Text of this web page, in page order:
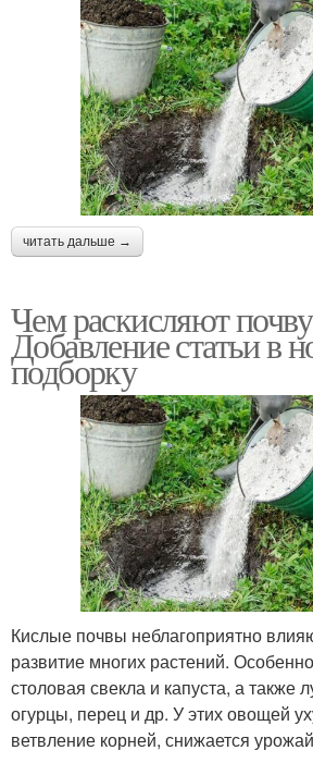
читать дальше →
Чем раскисляют
Добавление статьи в
подборку
Кислые почвы неблагоприятно
развитие многих растений.
столовая свекла и капуста, а также
огурцы, перец и др. У этих овощей
ветвление корней, снижается